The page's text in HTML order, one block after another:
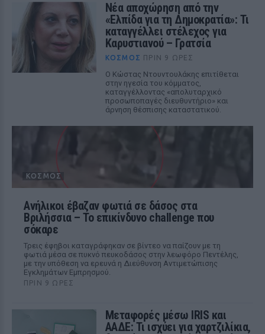
Νέα αποχώρηση από την
«Ελπίδα για τη Δημοκρατία»: Τι
καταγγέλλει στέλεχος για
Καρυστιανού – Γρατσία
ΚΌΣΜΟΣ ΠΡΙΝ 9 ΏΡΕΣ
Ο Κώστας Ντουντουλάκης επιτίθεται
στην ηγεσία του κόμματος,
καταγγέλλοντας «απολυταρχικό
προσωποπαγές διευθυντήριο» και
άρνηση θέσπισης καταστατικού.
ΚΌΣΜΟΣ
Ανήλικοι έβαζαν φωτιά σε δάσος στα
Βριλήσσια – Το επικίνδυνο challenge που
σόκαρε
Τρεις έφηβοι καταγράφηκαν σε βίντεο να παίζουν με τη
φωτιά μέσα σε πυκνό πευκοδάσος στην λεωφόρο Πεντέλης,
με την υπόθεση να ερευνά η Διεύθυνση Αντιμετώπισης
Εγκλημάτων Εμπρησμού.
ΠΡΙΝ 9 ΏΡΕΣ
Μεταφορές μέσω IRIS και
ΑΑΔΕ: Τι ισχύει για χαρτζιλίκια,